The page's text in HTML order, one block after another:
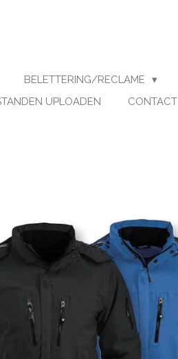
BELETTERING/RECLAME
UPLOADEN CONTACT